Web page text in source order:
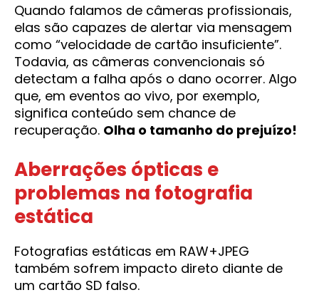
Quando falamos de câmeras profissionais,
elas são capazes de alertar via mensagem
como “velocidade de cartão insuficiente”.
Todavia, as câmeras convencionais só
detectam a falha após o dano ocorrer. Algo
que, em eventos ao vivo, por exemplo,
significa conteúdo sem chance de
recuperação. Olha o tamanho do prejuízo!
Aberrações ópticas e
problemas na fotografia
estática
Fotografias estáticas em RAW+JPEG
também sofrem impacto direto diante de
um cartão SD falso.